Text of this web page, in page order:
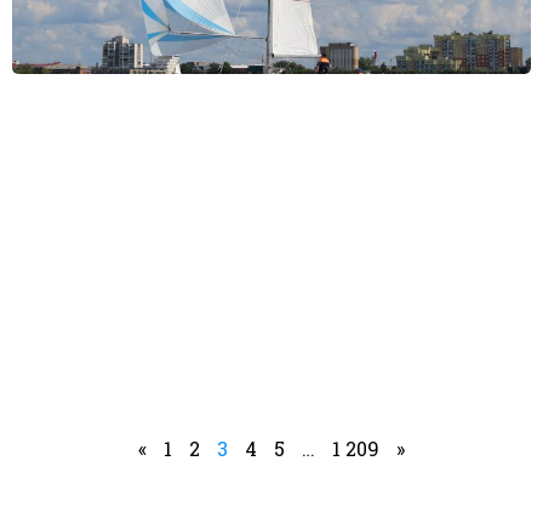
« 1 2 3 4 5 … 1 209 »